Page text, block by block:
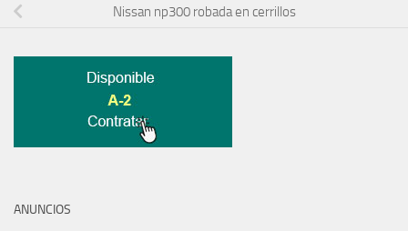
Nissan np300 robada en cerrillos
ANUNCIOS